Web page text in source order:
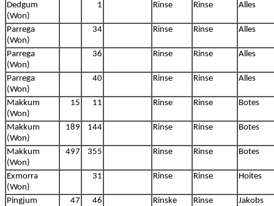
Dedgum
(Won)
1 Rinse Rinse Alles
Parrega
(Won)
34 Rinse Rinse Alles
Parrega
(Won)
36 Rinse Rinse Alles
Parrega
(Won)
40 Rinse Rinse Alles
Makkum
(Won)
15 11 Rinse Rinse Botes
Makkum
(Won)
189 144 Rinse Rinse Botes
Makkum
(Won)
497 355 Rinse Rinse Botes
Exmorra
(Won)
31 Rinse Rinse Hoites
Pingjum
47 46 Rinske Rinse Jakobs